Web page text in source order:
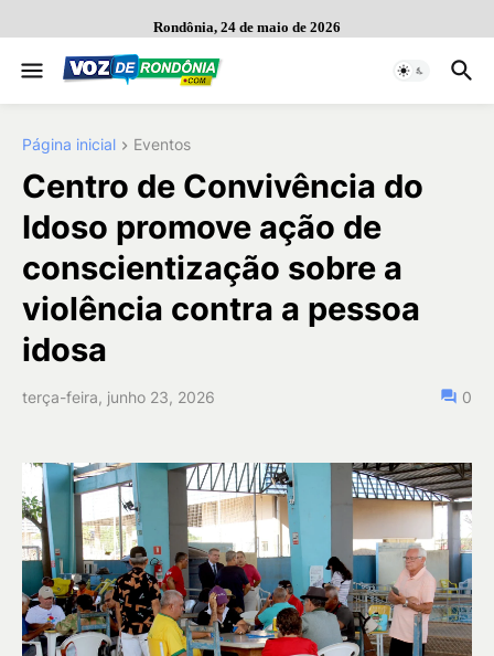
Rondônia, 24 de maio de 2026
Página inicial Eventos
Centro de Convivência do
Idoso promove ação de
conscientização sobre a
violência contra a pessoa
idosa
terça-feira, junho 23, 2026 0